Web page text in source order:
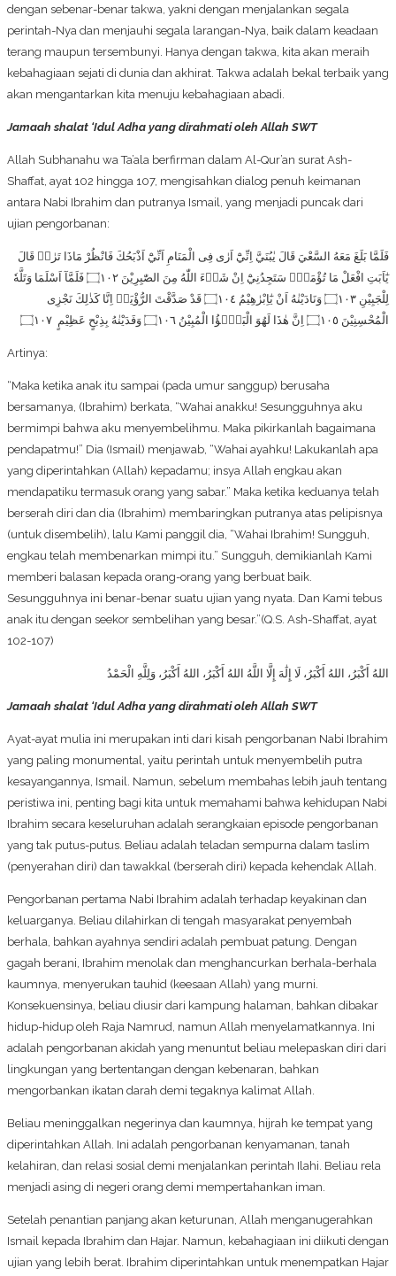
dengan sebenar-benar takwa, yakni dengan menjalankan segala
perintah-Nya dan menjauhi segala larangan-Nya, baik dalam keadaan
terang maupun tersembunyi. Hanya dengan takwa, kita akan meraih
kebahagiaan sejati di dunia dan akhirat. Takwa adalah bekal terbaik yang
akan mengantarkan kita menuju kebahagiaan abadi.
Jamaah shalat ‘Idul Adha yang dirahmati oleh Allah SWT
Allah Subhanahu wa Ta’ala berfirman dalam Al-Qur’an surat Ash-
Shaffat, ayat 102 hingga 107, mengisahkan dialog penuh keimanan
antara Nabi Ibrahim dan putranya Ismail, yang menjadi puncak dari
ujian pengorbanan:
فَلَمَّا بَلَغَ مَعَهُ السَّعْيَ قَالَ يٰبُنَيَّ اِنِّيْٓ اَرٰى فِى الْمَنَامِ اَنِّيْٓ اَذْبَحُكَ فَانْظُرْ مَاذَا تَرٰىۗ قَالَ
يٰٓاَبَتِ افْعَلْ مَا تُؤْمَرُۖ سَتَجِدُنِيْٓ اِنْ شَاۤءَ اللّٰهُ مِنَ الصّٰبِرِيْنَ ۝١٠٢ فَلَمَّآ اَسْلَمَا وَتَلَّهٗ
لِلْجَبِيْنِ ۝١٠٣ وَنَادَيْنٰهُ اَنْ يٰٓاِبْرٰهِيْمُ ۝١٠٤ قَدْ صَدَّقْتَ الرُّؤْيَاۚ اِنَّا كَذٰلِكَ نَجْزِى
الْمُحْسِنِيْنَ ۝١٠٥ اِنَّ هٰذَا لَهُوَ الْبَلٰۤؤُا الْمُبِيْنُ ۝١٠٦ وَفَدَيْنٰهُ بِذِبْحٍ عَظِيْمٍ ۝١٠٧
Artinya:
“Maka ketika anak itu sampai (pada umur sanggup) berusaha
bersamanya, (Ibrahim) berkata, “Wahai anakku! Sesungguhnya aku
bermimpi bahwa aku menyembelihmu. Maka pikirkanlah bagaimana
pendapatmu!” Dia (Ismail) menjawab, “Wahai ayahku! Lakukanlah apa
yang diperintahkan (Allah) kepadamu; insya Allah engkau akan
mendapatiku termasuk orang yang sabar.” Maka ketika keduanya telah
berserah diri dan dia (Ibrahim) membaringkan putranya atas pelipisnya
(untuk disembelih), lalu Kami panggil dia, “Wahai Ibrahim! Sungguh,
engkau telah membenarkan mimpi itu.” Sungguh, demikianlah Kami
memberi balasan kepada orang-orang yang berbuat baik.
Sesungguhnya ini benar-benar suatu ujian yang nyata. Dan Kami tebus
anak itu dengan seekor sembelihan yang besar.”(Q.S. Ash-Shaffat, ayat
102-107)
اللهُ أَكْبَرُ، اللهُ أَكْبَرُ، لَا إِلَٰهَ إِلَّا اللَّهُ اللهُ أَكْبَرُ، اللهُ أَكْبَرُ، وَلِلَّهِ الْحَمْدُ
Jamaah shalat ‘Idul Adha yang dirahmati oleh Allah SWT
Ayat-ayat mulia ini merupakan inti dari kisah pengorbanan Nabi Ibrahim
yang paling monumental, yaitu perintah untuk menyembelih putra
kesayangannya, Ismail. Namun, sebelum membahas lebih jauh tentang
peristiwa ini, penting bagi kita untuk memahami bahwa kehidupan Nabi
Ibrahim secara keseluruhan adalah serangkaian episode pengorbanan
yang tak putus-putus. Beliau adalah teladan sempurna dalam taslim
(penyerahan diri) dan tawakkal (berserah diri) kepada kehendak Allah.
Pengorbanan pertama Nabi Ibrahim adalah terhadap keyakinan dan
keluarganya. Beliau dilahirkan di tengah masyarakat penyembah
berhala, bahkan ayahnya sendiri adalah pembuat patung. Dengan
gagah berani, Ibrahim menolak dan menghancurkan berhala-berhala
kaumnya, menyerukan tauhid (keesaan Allah) yang murni.
Konsekuensinya, beliau diusir dari kampung halaman, bahkan dibakar
hidup-hidup oleh Raja Namrud, namun Allah menyelamatkannya. Ini
adalah pengorbanan akidah yang menuntut beliau melepaskan diri dari
lingkungan yang bertentangan dengan kebenaran, bahkan
mengorbankan ikatan darah demi tegaknya kalimat Allah.
Beliau meninggalkan negerinya dan kaumnya, hijrah ke tempat yang
diperintahkan Allah. Ini adalah pengorbanan kenyamanan, tanah
kelahiran, dan relasi sosial demi menjalankan perintah Ilahi. Beliau rela
menjadi asing di negeri orang demi mempertahankan iman.
Setelah penantian panjang akan keturunan, Allah menganugerahkan
Ismail kepada Ibrahim dan Hajar. Namun, kebahagiaan ini diikuti dengan
ujian yang lebih berat. Ibrahim diperintahkan untuk menempatkan Hajar